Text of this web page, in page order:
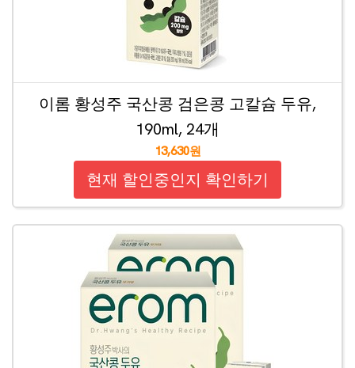
이롬 황성주 국산콩 검은콩 고칼슘 두유,
190ml, 24개
13,630원
현재 할인중인지 확인하기